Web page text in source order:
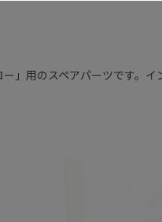
」用のスペアパーツです。イ